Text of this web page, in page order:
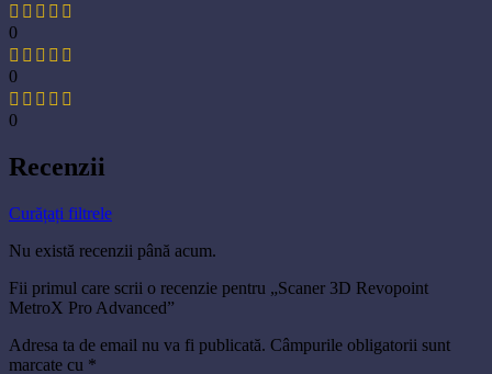
0
0
0
Recenzii
Curățați filtrele
Nu există recenzii până acum.
Fii primul care scrii o recenzie pentru „Scaner 3D Revopoint
MetroX Pro Advanced”
Adresa ta de email nu va fi publicată. Câmpurile obligatorii sunt
marcate cu *